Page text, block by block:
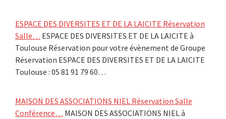
ESPACE DES DIVERSITES ET DE LA LAICITE Réservation
Salle… ESPACE DES DIVERSITES ET DE LA LAICITE à
Toulouse Réservation pour votre évènement de Groupe
Réservation ESPACE DES DIVERSITES ET DE LA LAICITE
Toulouse : 05 81 91 79 60…
MAISON DES ASSOCIATIONS NIEL Réservation Salle
Conférence… MAISON DES ASSOCIATIONS NIEL à